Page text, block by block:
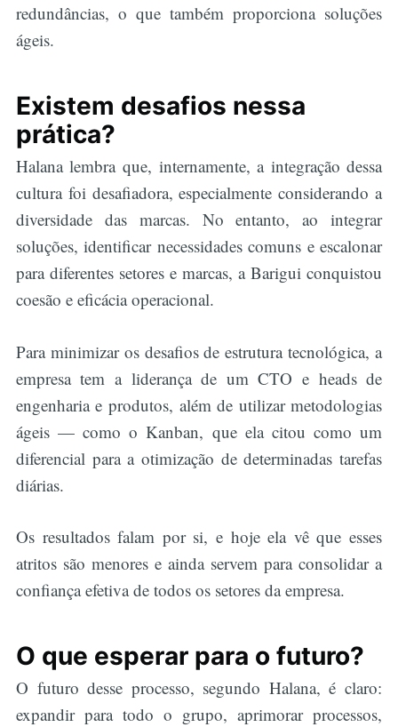
redundâncias, o que também proporciona soluções
ágeis.
Existem desafios nessa
prática?
Halana lembra que, internamente, a integração dessa
cultura foi desafiadora, especialmente considerando a
diversidade das marcas. No entanto, ao integrar
soluções, identificar necessidades comuns e escalonar
para diferentes setores e marcas, a Barigui conquistou
coesão e eficácia operacional.
Para minimizar os desafios de estrutura tecnológica, a
empresa tem a liderança de um CTO e heads de
engenharia e produtos, além de utilizar metodologias
ágeis — como o Kanban, que ela citou como um
diferencial para a otimização de determinadas tarefas
diárias.
Os resultados falam por si, e hoje ela vê que esses
atritos são menores e ainda servem para consolidar a
confiança efetiva de todos os setores da empresa.
O que esperar para o futuro?
O futuro desse processo, segundo Halana, é claro:
expandir para todo o grupo, aprimorar processos,